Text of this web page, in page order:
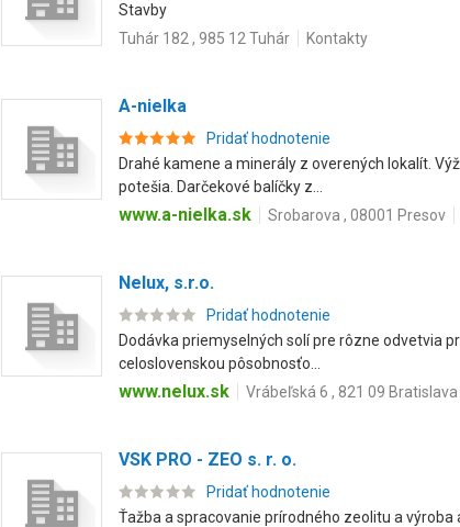
Stavby
Tuhár 182 , 985 12 Tuhár
Kontakty
A-nielka
Pridať hodnotenie
Drahé kamene a minerály z overených lokalít.
potešia. Darčekové balíčky z...
www.a-nielka.sk Srobarova , 08001 Presov
Nelux, s.r.o.
Pridať hodnotenie
Dodávka priemyselných solí pre rôzne odvetvia
celoslovenskou pôsobnosťo...
www.nelux.sk Vrábeľská 6 , 821 09 Bratislava
VSK PRO - ZEO s. r. o.
Pridať hodnotenie
Ťažba a spracovanie prírodného zeolitu a výroba